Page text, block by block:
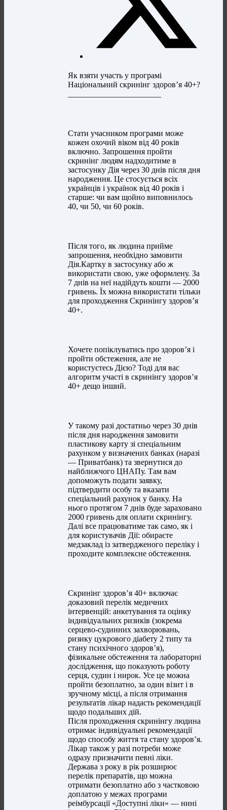
Як взяти участь у програмі
Національний скринінг здоров’я 40+?
Стати учасником програми може
кожен охочий віком від 40 років
включно. Запрошення пройти
скринінг людям надходитиме в
застосунку Дія через 30 днів після дня
народження. Це стосується всіх
українців і українок від 40 років і
старше: чи вам щойно виповнилось
40, чи 50, чи 60 років.
Після того, як людина прийме
запрошення, необхідно замовити
Дія.Картку в застосунку або ж
використати свою, уже оформлену. За
7 днів на неї надійдуть кошти — 2000
гривень. Їх можна використати тільки
для проходження Скринінгу здоров’я
40+.
Хочете попіклуватись про здоров’я і
пройти обстеження, але не
користуєтесь Дією? Тоді для вас
алгоритм участі в скринінгу здоров’я
40+ дещо інший.
У такому разі достатньо через 30 днів
після дня народження замовити
пластикову карту зі спеціальним
рахунком у визначених банках (наразі
— Приватбанк) та звернутися до
найближчого ЦНАПу. Там вам
допоможуть подати заявку,
підтвердити особу та вказати
спеціальний рахунок у банку. На
нього протягом 7 днів буде зараховано
2000 гривень для оплати скринінгу.
Далі все працюватиме так само, як і
для користувачів Дії: обираєте
медзаклад із затвердженого переліку і
проходите комплексне обстеження.
Скринінг здоров’я 40+ включає
доказовий перелік медичних
інтервенцій: анкетування та оцінку
індивідуальних ризиків (зокрема
серцево-судинних захворювань,
ризику цукрового діабету 2 типу та
стану психічного здоров’я),
фізикальне обстеження та лабораторні
дослідження, що показують роботу
серця, судин і нирок. Усе це можна
пройти безоплатно, за один візит і в
зручному місці, а після отримання
результатів лікар надасть рекомендації
щодо подальших дій.
Після проходження скринінгу людина
отримає індивідуальні рекомендації
щодо способу життя та стану здоров’я.
Лікар також у разі потреби може
одразу призначити певні ліки.
Держава з року в рік розширює
перелік препаратів, що можна
отримати безоплатно або з частковою
доплатою у межах програми
реімбурсації «Доступні ліки» — нині